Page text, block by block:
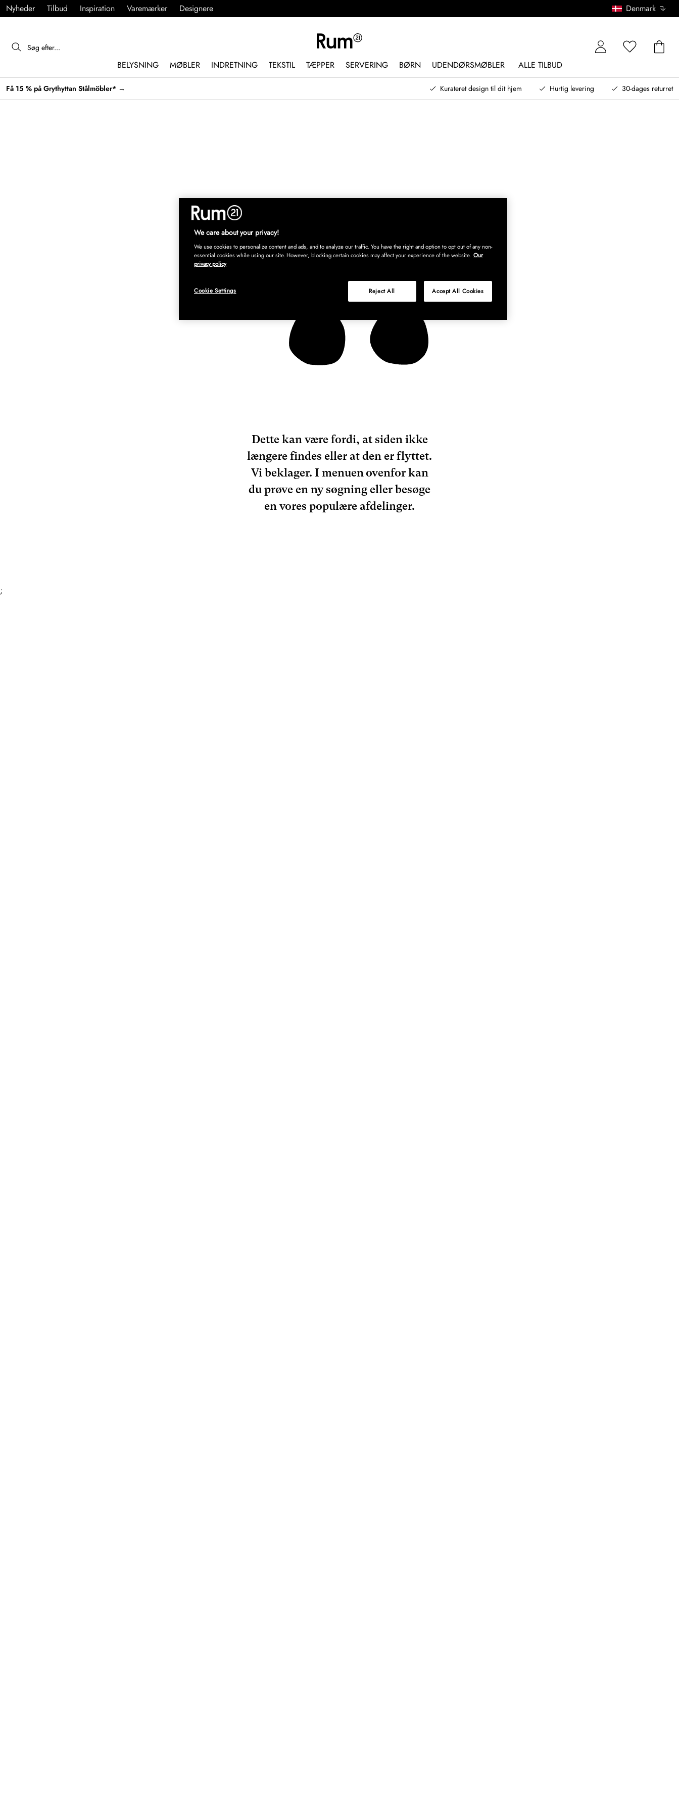
Nyheder Tilbud Inspiration Varemærker Designere Denmark
BELYSNING MØBLER INDRETNING TEKSTIL TÆPPER SERVERING BØRN UDENDØRSMØBLER ALLE TILBUD
Få 15 % på Grythyttan Stålmöbler* → Kurateret design til dit hjem Hurtig levering 30-dages returret
Dette kan være fordi, at siden ikke
længere findes eller at den er flyttet.
Vi beklager. I menuen ovenfor kan
du prøve en ny søgning eller besøge
en vores populære afdelinger.
;
We care about your privacy!
We use cookies to personalize content and ads, and to analyze our traffic. You have the right and option to opt out of any non-
essential cookies while using our site. However, blocking certain cookies may affect your experience of the website. Our
privacy policy
Reject All Accept All Cookies
Cookie Settings